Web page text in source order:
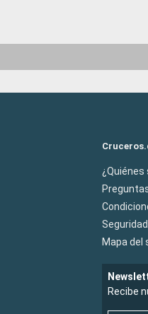
¿Quiénes
Seguridad
Mapa del
Recibe